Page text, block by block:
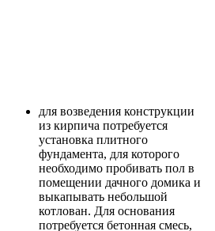
для возведения конструкции
из кирпича потребуется
установка плитного
фундамента, для которого
необходимо пробивать пол в
помещении дачного домика и
выкапывать небольшой
котлован. Для основания
потребуется бетонная смесь,